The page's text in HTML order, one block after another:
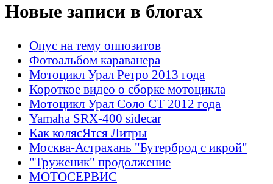
Новые записи в блогах
Опус на тему оппозитов
Фотоальбом караванера
Мотоцикл Урал Ретро 2013 года
Короткое видео о сборке мотоцикла
Мотоцикл Урал Соло СТ 2012 года
Yamaha SRX-400 sidecar
Как колясЯтся Литры
Москва-Астрахань "Бутерброд с икрой"
"Труженик" продолжение
МОТОСЕРВИС